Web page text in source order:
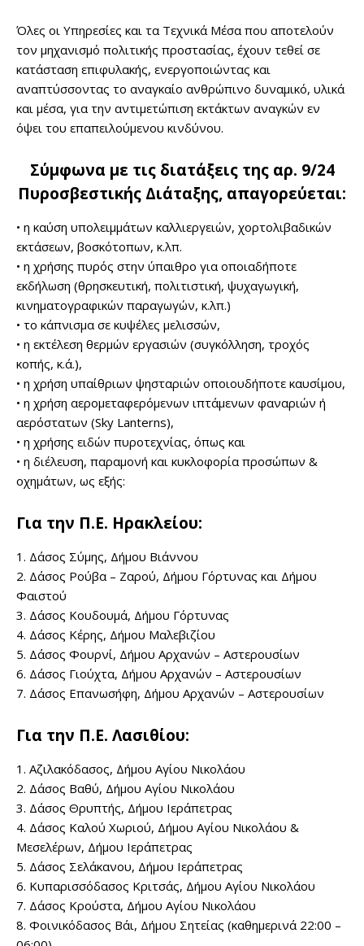
Όλες οι Υπηρεσίες και τα Τεχνικά Μέσα που αποτελούν
τον μηχανισμό πολιτικής προστασίας, έχουν τεθεί σε
κατάσταση επιφυλακής, ενεργοποιώντας και
αναπτύσσοντας το αναγκαίο ανθρώπινο δυναμικό, υλικά
και μέσα, για την αντιμετώπιση εκτάκτων αναγκών εν
όψει του επαπειλούμενου κινδύνου.
Σύμφωνα με τις διατάξεις της αρ. 9/24
Πυροσβεστικής Διάταξης, απαγορεύεται:
• η καύση υπολειμμάτων καλλιεργειών, χορτολιβαδικών
εκτάσεων, βοσκότοπων, κ.λπ.
• η χρήσης πυρός στην ύπαιθρο για οποιαδήποτε
εκδήλωση (θρησκευτική, πολιτιστική, ψυχαγωγική,
κινηματογραφικών παραγωγών, κ.λπ.)
• το κάπνισμα σε κυψέλες μελισσών,
• η εκτέλεση θερμών εργασιών (συγκόλληση, τροχός
κοπής, κ.ά.),
• η χρήση υπαίθριων ψησταριών οποιουδήποτε καυσίμου,
• η χρήση αερομεταφερόμενων ιπτάμενων φαναριών ή
αερόστατων (Sky Lanterns),
• η χρήσης ειδών πυροτεχνίας, όπως και
• η διέλευση, παραμονή και κυκλοφορία προσώπων &
οχημάτων, ως εξής:
Για την Π.Ε. Ηρακλείου:
1. Δάσος Σύμης, Δήμου Βιάννου
2. Δάσος Ρούβα – Ζαρού, Δήμου Γόρτυνας και Δήμου
Φαιστού
3. Δάσος Κουδουμά, Δήμου Γόρτυνας
4. Δάσος Κέρης, Δήμου Μαλεβιζίου
5. Δάσος Φουρνί, Δήμου Αρχανών – Αστερουσίων
6. Δάσος Γιούχτα, Δήμου Αρχανών – Αστερουσίων
7. Δάσος Επανωσήφη, Δήμου Αρχανών – Αστερουσίων
Για την Π.Ε. Λασιθίου:
1. Αζιλακόδασος, Δήμου Αγίου Νικολάου
2. Δάσος Βαθύ, Δήμου Αγίου Νικολάου
3. Δάσος Θρυπτής, Δήμου Ιεράπετρας
4. Δάσος Καλού Χωριού, Δήμου Αγίου Νικολάου &
Μεσελέρων, Δήμου Ιεράπετρας
5. Δάσος Σελάκανου, Δήμου Ιεράπετρας
6. Κυπαρισσόδασος Κριτσάς, Δήμου Αγίου Νικολάου
7. Δάσος Κρούστα, Δήμου Αγίου Νικολάου
8. Φοινικόδασος Βάι, Δήμου Σητείας (καθημερινά 22:00 –